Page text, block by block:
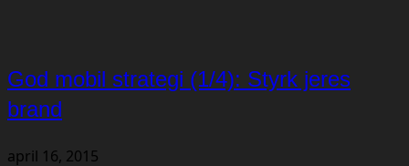
God mobil strategi (1/4): Styrk jeres
brand
april 16, 2015